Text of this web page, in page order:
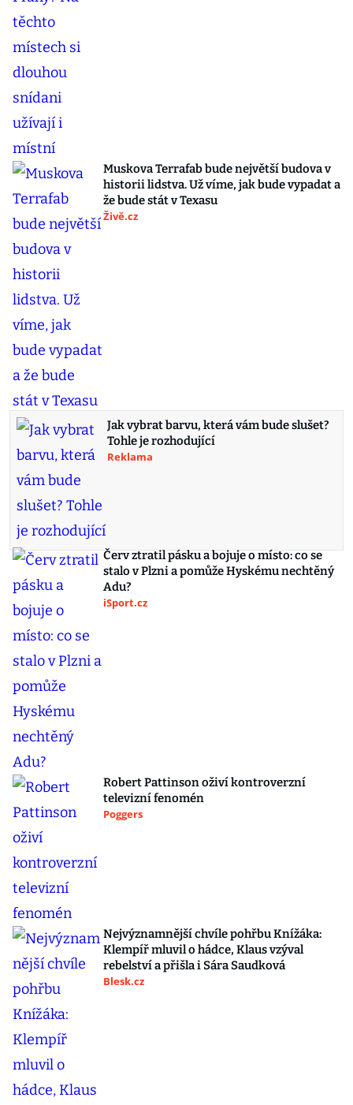
Muskova Terrafab bude největší budova v
historii lidstva. Už víme, jak bude vypadat a
že bude stát v Texasu
Živě.cz
Jak vybrat barvu, která vám bude slušet?
Tohle je rozhodující
Reklama
Červ ztratil pásku a bojuje o místo: co se
stalo v Plzni a pomůže Hyskému nechtěný
Adu?
iSport.cz
Robert Pattinson oživí kontroverzní
televizní fenomén
Poggers
Nejvýznamnější chvíle pohřbu Knížáka:
Klempíř mluvil o hádce, Klaus vzýval
rebelství a přišla i Sára Saudková
Blesk.cz